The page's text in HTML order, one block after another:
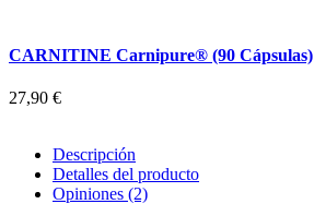
CARNITINE Carnipure® (90 Cápsulas)
27,90 €
Descripción
Detalles del producto
Opiniones (2)